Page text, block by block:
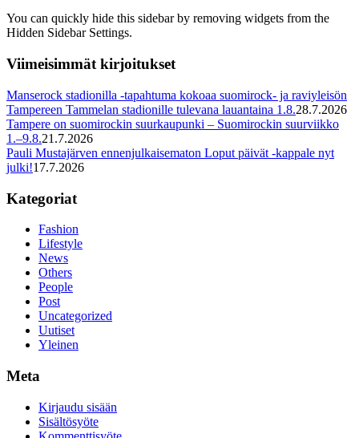
You can quickly hide this sidebar by removing widgets from the
Hidden Sidebar Settings.
Viimeisimmät kirjoitukset
Manserock stadionilla -tapahtuma kokoaa suomirock- ja raviyleisön
Tampereen Tammelan stadionille tulevana lauantaina 1.8.28.7.2026
Tampere on suomirockin suurkaupunki – Suomirockin suurviikko
1.–9.8.21.7.2026
Pauli Mustajärven ennenjulkaisematon Loput päivät -kappale nyt
julki!17.7.2026
Kategoriat
Fashion
Lifestyle
News
Others
People
Post
Uncategorized
Uutiset
Yleinen
Meta
Kirjaudu sisään
Sisältösyöte